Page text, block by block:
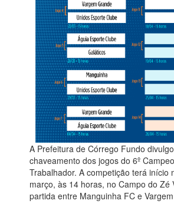
A Prefeitura de Córrego Fundo
chaveamento dos jogos do 6º
Trabalhador. A competição terá início
março, às 14 horas, no Campo do Zé
partida entre Manguinha FC e